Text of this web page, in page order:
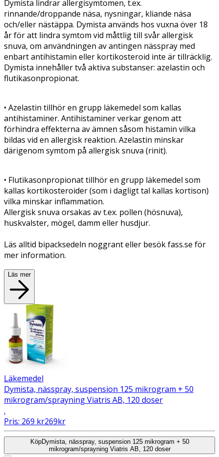
Dymista lindrar allergisymtomen, t.ex.
rinnande/droppande näsa, nysningar, kliande näsa
och/eller nästäppa. Dymista används hos vuxna över 18
år för att lindra symtom vid måttlig till svår allergisk
snuva, om användningen av antingen nässpray med
enbart antihistamin eller kortikosteroid inte är tillräcklig.
Dymista innehåller två aktiva substanser: azelastin och
flutikasonpropionat.
• Azelastin tillhör en grupp läkemedel som kallas
antihistaminer. Antihistaminer verkar genom att
förhindra effekterna av ämnen såsom histamin vilka
bildas vid en allergisk reaktion. Azelastin minskar
därigenom symtom på allergisk snuva (rinit).
• Flutikasonpropionat tillhör en grupp läkemedel som
kallas kortikosteroider (som i dagligt tal kallas kortison)
vilka minskar inflammation.
Allergisk snuva orsakas av t.ex. pollen (hösnuva),
huskvalster, mögel, damm eller husdjur.
Läs alltid bipacksedeln noggrant eller besök fass.se för
mer information.
Läs mer
Läkemedel
Dymista, nässpray, suspension 125 mikrogram + 50
mikrogram/sprayning Viatris AB, 120 doser
.
Pris: 269 kr269kr
KöpDymista, nässpray, suspension 125 mikrogram + 50
mikrogram/sprayning Viatris AB, 120 doser